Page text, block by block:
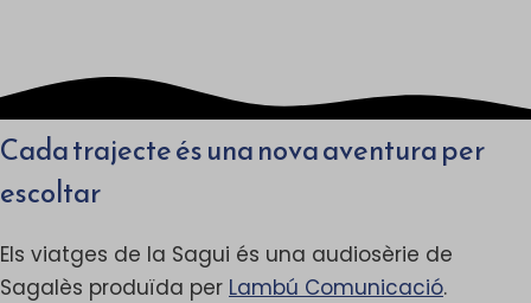
Cada trajecte és una nova aventura per
escoltar
Els viatges de la Sagui és una audiosèrie de
Sagalès produïda per Lambú Comunicació.